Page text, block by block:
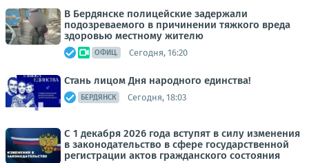
В Бердянске полицейские задержали
подозреваемого в причинении тяжкого вреда
здоровью местному жителю
ОФИЦ. Сегодня, 16:20
Стань лицом Дня народного единства!
БЕРДЯНСК Сегодня, 18:03
С 1 декабря 2026 года вступят в силу изменения
в законодательство в сфере государственной
регистрации актов гражданского состояния